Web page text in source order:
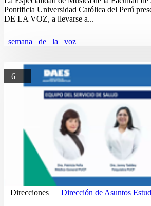
Pontificia Universidad Católica del Perú
DE LA VOZ, a llevarse a...
semana de la voz
6
Direcciones Dirección de Asuntos